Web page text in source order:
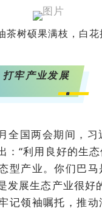
茶树硕果满枝，白花
牢产业发展
<svg viewBox="0 0 1 1" style="float:left;line-height:0;width:0;vertical-align:top;"></svg>
国两会期间，习
：“利用良好的生
型产业。你们巴
发展生态产业很好
记领袖嘱托，推